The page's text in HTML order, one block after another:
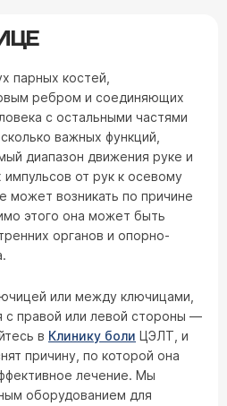
парных костей,
ребром и соединяющих
с остальными частями
важных функций,
диапазон движения руке и
от рук к осевому
может возникать по причине
этого она может быть
органов и опорно-
или между ключицами,
с правой или левой стороны —
в Клинику боли ЦЭЛТ, и
причину, по которой она
лечение. Мы
оборудованием для